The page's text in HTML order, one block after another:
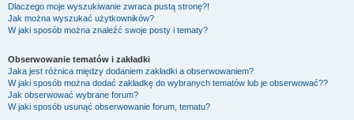
Dlaczego moje wyszukiwanie zwraca pustą stronę?!
Jak można wyszukać użytkowników?
W jaki sposób można znaleźć swoje posty i tematy?
Obserwowanie tematów i zakładki
Jaka jest różnica między dodaniem zakładki a obserwowaniem?
W jaki sposób można dodać zakładkę do wybranych tematów lub je obserwować??
Jak obserwować wybrane forum?
W jaki sposób usunąć obserwowanie forum, tematu?